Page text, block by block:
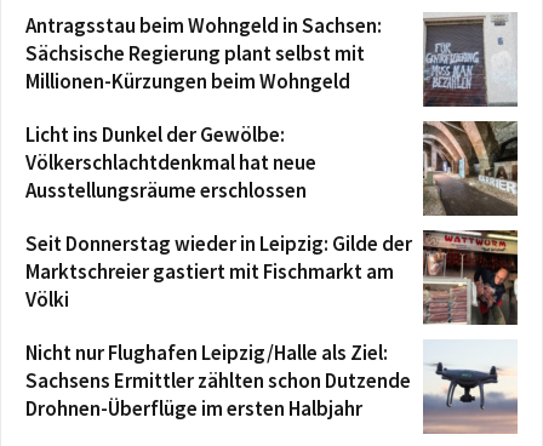
Antragsstau beim Wohngeld in Sachsen:
Sächsische Regierung plant selbst mit
Millionen-Kürzungen beim Wohngeld
Licht ins Dunkel der Gewölbe:
Völkerschlachtdenkmal hat neue
Ausstellungsräume erschlossen
Seit Donnerstag wieder in Leipzig: Gilde der
Marktschreier gastiert mit Fischmarkt am
Völki
Nicht nur Flughafen Leipzig/Halle als Ziel:
Sachsens Ermittler zählten schon Dutzende
Drohnen-Überflüge im ersten Halbjahr